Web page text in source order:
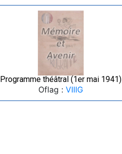
Programme théâtral (1er mai 1941)
Oflag : VIIIG